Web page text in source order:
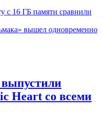
с 16 ГБ памяти сравнили
вышел одновременно
Heart со всеми